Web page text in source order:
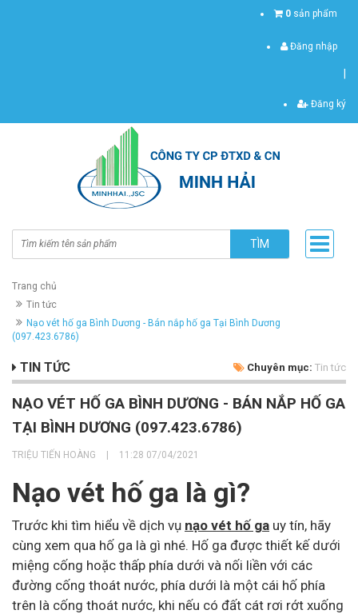
0 sản phẩm
Đăng nhập
Đăng ký
TÌM
Trang chủ
Tin tức
Nạo vét hố ga Bình Dương - Bán nắp hố ga Tại Bình Dương
(097.423.6786)
TIN TỨC Chuyên mục: Tin tức
NẠO VÉT HỐ GA BÌNH DƯƠNG - BÁN NẮP HỐ GA
TẠI BÌNH DƯƠNG (097.423.6786)
TRIỆU TIẾN HOÀNG 11:28 07/04/2021
Nạo vét hố ga là gì?
Trước khi tìm hiểu về dịch vụ nạo vét hố ga uy tín, hãy
cùng xem qua hố ga là gì nhé. Hố ga được thiết kế dưới
miệng cống hoặc thấp phía dưới và nối liền với các
đường cống thoát nước, phía dưới là một cái hố phía
trên là cống thoát nước, khi nếu có đất cát rơi rớt xuống